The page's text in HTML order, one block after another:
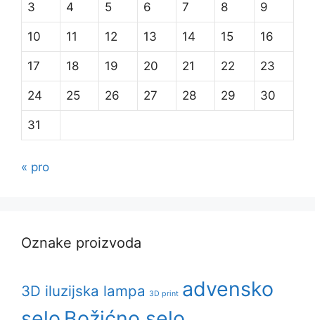
3 4 5 6 7 8 9
10 11 12 13 14 15 16
17 18 19 20 21 22 23
24 25 26 27 28 29 30
31
« pro
Oznake proizvoda
3D iluzijska lampa 3D print advensko